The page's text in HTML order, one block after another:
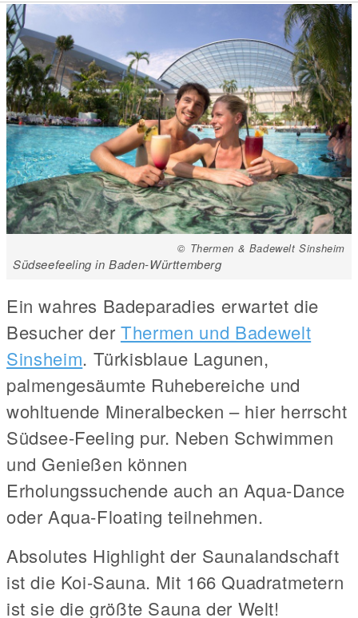
© Thermen & Badewelt Sinsheim
Südseefeeling in Baden-Württemberg
Ein wahres Badeparadies erwartet die
Besucher der Thermen und Badewelt
Sinsheim. Türkisblaue Lagunen,
palmengesäumte Ruhebereiche und
wohltuende Mineralbecken – hier herrscht
Südsee-Feeling pur. Neben Schwimmen
und Genießen können
Erholungssuchende auch an Aqua-Dance
oder Aqua-Floating teilnehmen.
Absolutes Highlight der Saunalandschaft
ist die Koi-Sauna. Mit 166 Quadratmetern
ist sie die größte Sauna der Welt!